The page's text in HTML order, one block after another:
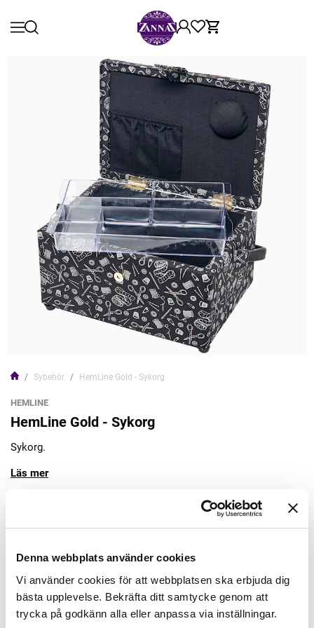
Denna webbplats använder cookies
Vi använder cookies för att webbplatsen ska erbjuda dig
bästa upplevelse. Bekräfta ditt samtycke genom att
trycka på godkänn alla eller anpassa via inställningar.
Sybehör HemLine Gold - Sykorg
HEMLINE
HemLine Gold - Sykorg
Sykorg.
Läs mer
Lägg till varukorgen
Finns i lager
Minsta beställning: 1 st